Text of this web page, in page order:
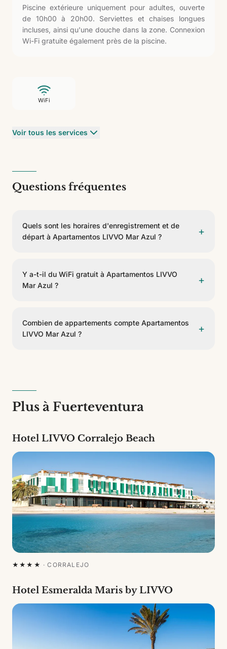
Piscine extérieure uniquement pour adultes, ouverte
de 10h00 à 20h00. Serviettes et chaises longues
incluses, ainsi qu'une douche dans la zone. Connexion
Wi-Fi gratuite également près de la piscine.
WiFi
Voir tous les services
Questions fréquentes
Quels sont les horaires d'enregistrement et de
départ à Apartamentos LIVVO Mar Azul ?
+
Y a-t-il du WiFi gratuit à Apartamentos LIVVO
Mar Azul ?
+
Combien de appartements compte Apartamentos
LIVVO Mar Azul ?
+
Plus à Fuerteventura
Hotel LIVVO Corralejo Beach
★★★★ ·CORRALEJO
Hotel Esmeralda Maris by LIVVO